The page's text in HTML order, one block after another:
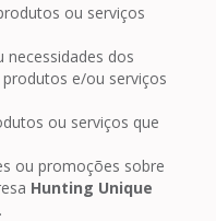
ou serviços
dos
e/ou serviços
ou serviços que
ou promoções sobre
Hunting Unique